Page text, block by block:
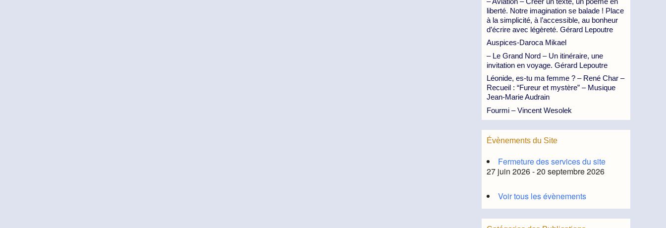
liberté. Notre imagination se balade ! Place
à la simplicité, à l’accessible, au bonheur
d’écrire avec légèreté. Gérard Lepoutre
Auspices-Daroca Mikael
– Le Grand Nord – Un itinéraire, une
invitation en voyage. Gérard Lepoutre
Léonide, es-tu ma femme ? – René Char –
Recueil : “Fureur et mystère” – Musique
Jean-Marie Audrain
Fourmi – Vincent Wesolek
Évènements du Site
Fermeture des services du site
27 juin 2026 - 20 septembre 2026
Voir tous les évènements